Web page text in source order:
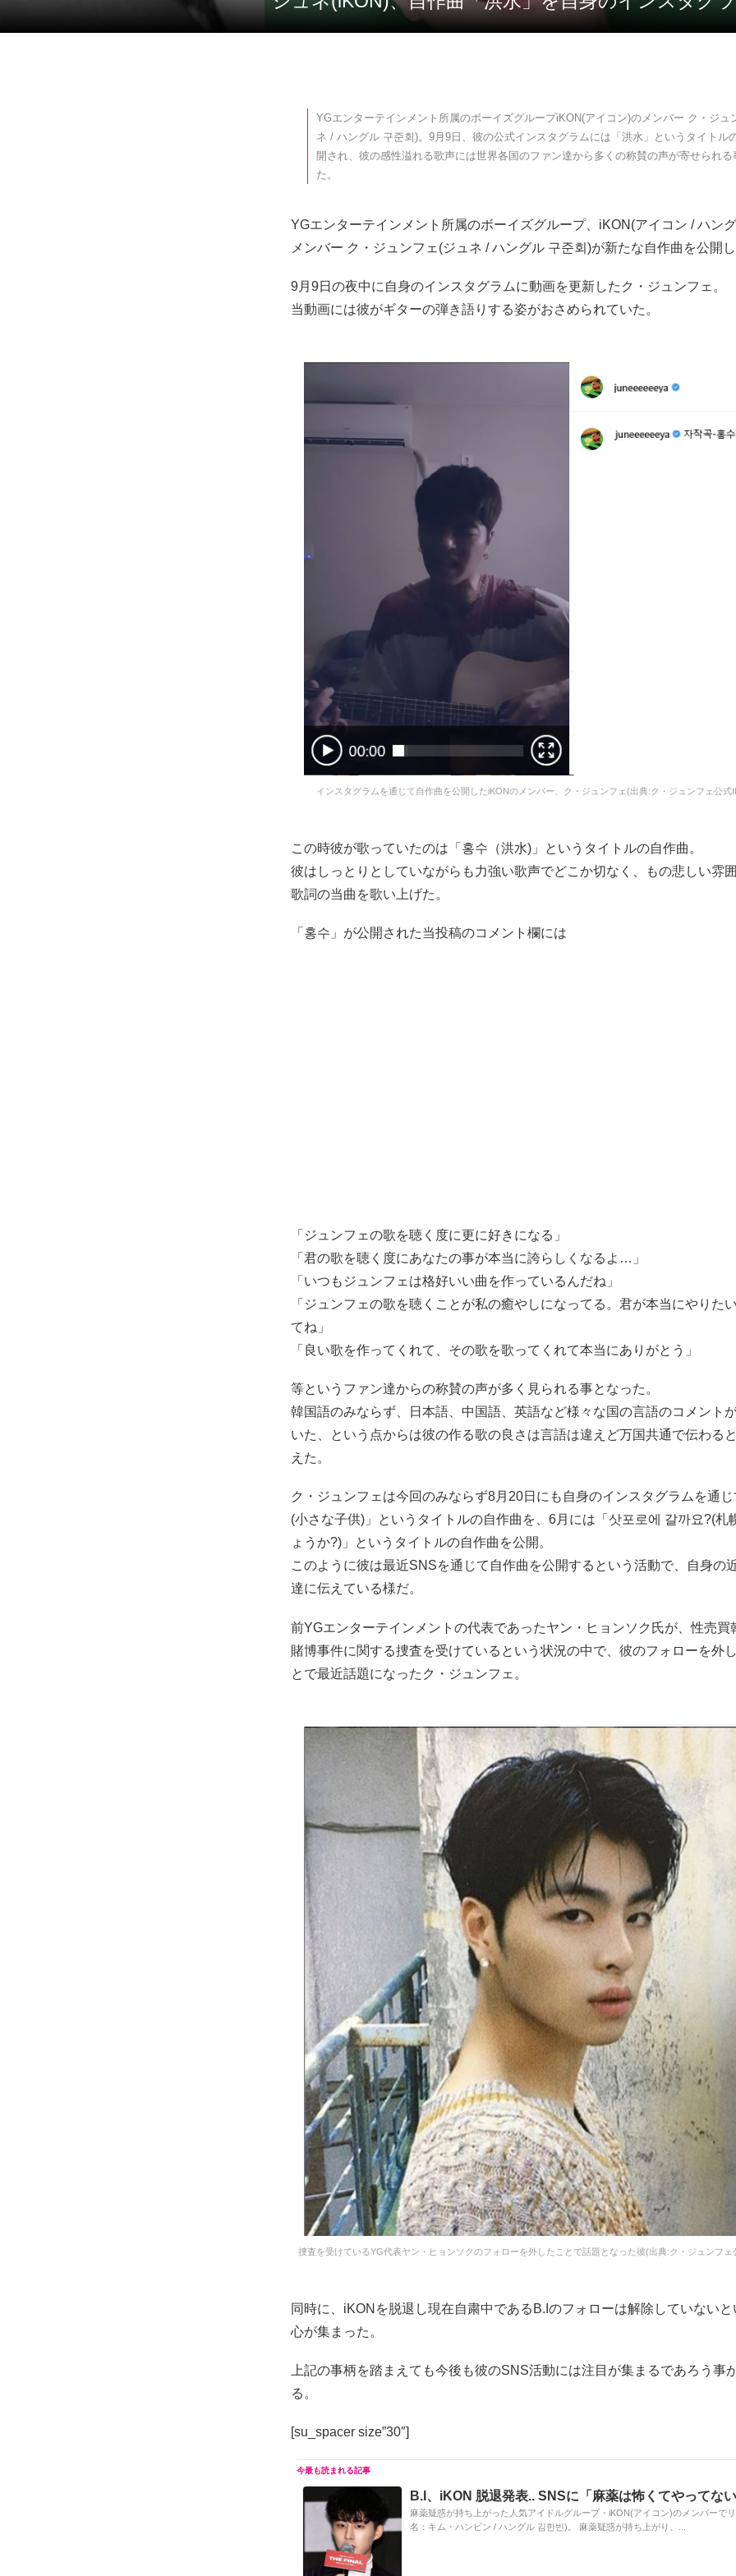
YGエンターテインメント所属のボーイズグループiKON(アイコン)のメンバー ク・ジュ
ネ / ハングル 구준회)。9月9日、彼の公式インスタグラムには「洪水」というタイトル
開され、彼の感性溢れる歌声には世界各国のファン達から多くの称賛の声が寄せられる
た。
YGエンターテインメント所属のボーイズグループ、iKON(アイコン / ハン
メンバー ク・ジュンフェ(ジュネ / ハングル 구준회)が新たな自作曲を公開し
9月9日の夜中に自身のインスタグラムに動画を更新したク・ジュンフェ。
当動画には彼がギターの弾き語りする姿がおさめられていた。
インスタグラムを通じて自作曲を公開したiKONのメンバー、ク・ジュンフェ(出典:ク・ジュンフェ公式
この時彼が歌っていたのは「홍수（洪水)」というタイトルの自作曲。
彼はしっとりとしていながらも力強い歌声でどこか切なく、もの悲しい雰
歌詞の当曲を歌い上げた。
「홍수」が公開された当投稿のコメント欄には
「ジュンフェの歌を聴く度に更に好きになる」
「君の歌を聴く度にあなたの事が本当に誇らしくなるよ…」
「いつもジュンフェは格好いい曲を作っているんだね」
「ジュンフェの歌を聴くことが私の癒やしになってる。君が本当にやりた
てね」
「良い歌を作ってくれて、その歌を歌ってくれて本当にありがとう」
等というファン達からの称賛の声が多く見られる事となった。
韓国語のみならず、日本語、中国語、英語など様々な国の言語のコメント
いた、という点からは彼の作る歌の良さは言語は違えど万国共通で伝わる
えた。
ク・ジュンフェは今回のみならず8月20日にも自身のインスタグラムを通じ
(小さな子供)」というタイトルの自作曲を、6月には「삿포로에 갈까요?(札
ょうか?)」というタイトルの自作曲を公開。
このように彼は最近SNSを通じて自作曲を公開するという活動で、自身の
達に伝えている様だ。
前YGエンターテインメントの代表であったヤン・ヒョンソク氏が、性売買
賭博事件に関する捜査を受けているという状況の中で、彼のフォローを外
とで最近話題になったク・ジュンフェ。
捜査を受けているYG代表ヤン・ヒョンソクのフォローを外したことで話題となった彼(出典:ク・ジュンフェ
同時に、iKONを脱退し現在自粛中であるB.Iのフォローは解除していないと
心が集まった。
上記の事柄を踏まえても今後も彼のSNS活動には注目が集まるであろう事
る。
[su_spacer size”30″]
B.I、iKON 脱退発表.. SNSに「麻薬は怖くてやってない
麻薬疑惑が持ち上がった人気アイドルグループ・iKON(アイコン)のメンバーで
名：キム・ハンビン / ハングル 김한빈)。 麻薬疑惑が持ち上がり、...